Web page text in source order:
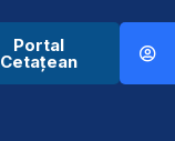
Portal
Cetațean